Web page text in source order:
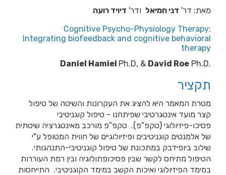
מאת: דר' דני חמיאל ודר' דיויד רועה
Cognitive Psycho-Physiology Therapy:
Integrating biofeedback and cognitive behavioral
therapy
Daniel Hamiel Ph.D, & David Roe Ph.D.
תקציר
מטרת המאמר היא להציג את העקרונות והשיטה של טיפול
קצר מועד אינטגרטיבי שפיתחנו - טיפול קוגניטיבי
פסיכו-פיזיולוגי (טקפ”פ). טקפ”פ מורכב מאינטגרציה שיטתית
של אלמנטים קוגניטיבים ופיזיולוגיים של חווית המטופל ע"י
שילוב ביופידבק במתכונת של טיפול קוגניטיבי-התנהגותי.
הטיפול מתיחס לקשר שבין פסיכופתולוגיה ובין רמת העוררות
במימד הפיזיולוגי ואיכות הקשב במימד הקוגניטיבי. התייחסות